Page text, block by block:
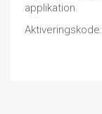
applikation.
Aktiveringskode: